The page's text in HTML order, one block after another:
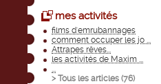
mes activités
films d'emrubannages
comment occuper les jo ...
Attrapes rêves...
les activités de Maxim ...
...
> Tous les articles (76)